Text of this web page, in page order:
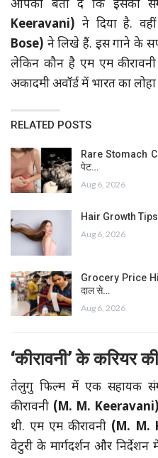
आपको बता दें कि इसका
Keeravani) ने दिया है.
Bose) ने लिखे हैं. इस गाने के
लेकिन कौन है एम एम कीरावनी
अकादमी अवॉर्ड में भारत का
RELATED POSTS
Rare Stomach
पेट…
Aug 6, 2026
Hair Growth Tips:
Aug 6, 2026
Grocery Price
दाल से…
Aug 6, 2026
‘कीरावनी’के करियर
तेलुगु फिल्म में एक सहायक
कीरावनी (M. M. Keeravani)
थी. एम एम कीरावनी (M. M.
वेटुरी के मार्गदर्शन और